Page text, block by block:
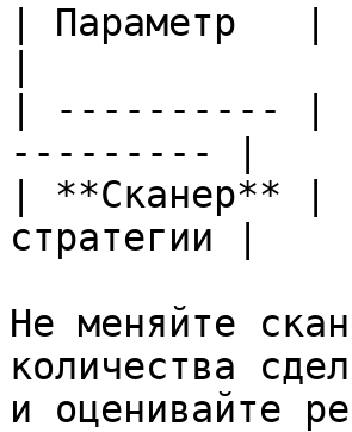
| Параметр   |
| ---------- |
--------- |
| **Сканер** |
стратегии |
Не меняйте
количества
и оценивайте